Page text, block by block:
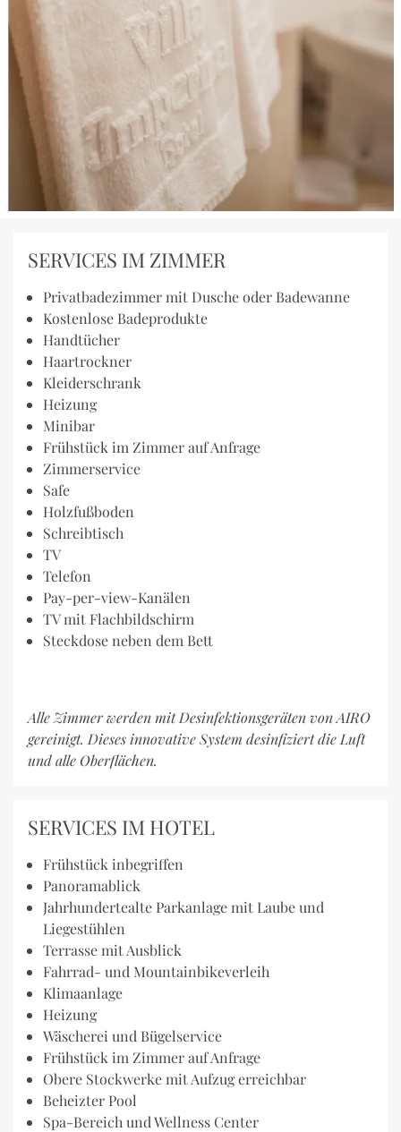
SERVICES IM ZIMMER
Privatbadezimmer mit Dusche oder Badewanne
Kostenlose Badeprodukte
Handtücher
Haartrockner
Kleiderschrank
Heizung
Minibar
Frühstück im Zimmer auf Anfrage
Zimmerservice
Safe
Holzfußboden
Schreibtisch
TV
Telefon
Pay-per-view-Kanälen
TV mit Flachbildschirm
Steckdose neben dem Bett
Alle Zimmer werden mit Desinfektionsgeräten von AIRO
gereinigt. Dieses innovative System desinfiziert die Luft
und alle Oberflächen.
SERVICES IM HOTEL
Frühstück inbegriffen
Panoramablick
Jahrhundertealte Parkanlage mit Laube und
Liegestühlen
Terrasse mit Ausblick
Fahrrad- und Mountainbikeverleih
Klimaanlage
Heizung
Wäscherei und Bügelservice
Frühstück im Zimmer auf Anfrage
Obere Stockwerke mit Aufzug erreichbar
Beheizter Pool
Spa-Bereich und Wellness Center